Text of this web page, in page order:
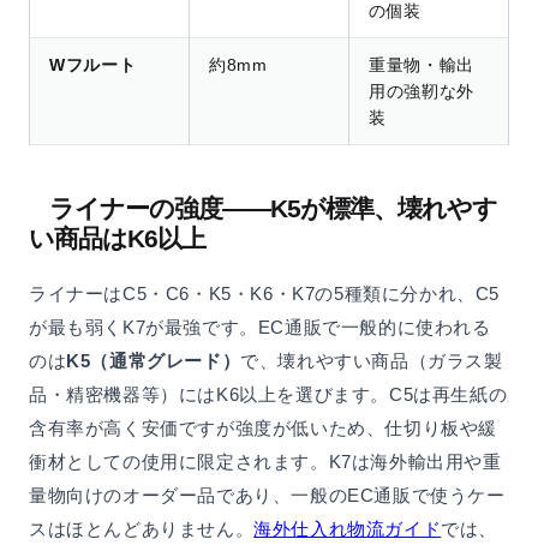
の個装
Wフルート 約8mm
重量物・輸出
用の強靭な外
装
ライナーの強度——K5が標準、壊れやす
い商品はK6以上
ライナーはC5・C6・K5・K6・K7の5種類に分かれ、C5
が最も弱くK7が最強です。EC通販で一般的に使われる
のはK5（通常グレード） で、壊れやすい商品（ガラス製
品・精密機器等）にはK6以上を選びます。C5は再生紙の
含有率が高く安価ですが強度が低いため、仕切り板や緩
衝材としての使用に限定されます。K7は海外輸出用や重
量物向けのオーダー品であり、一般のEC通販で使うケー
スはほとんどありません。海外仕入れ物流ガイドでは、